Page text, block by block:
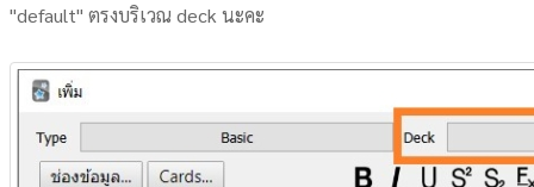
"default" ตรงบริเวณ deck นะคะ